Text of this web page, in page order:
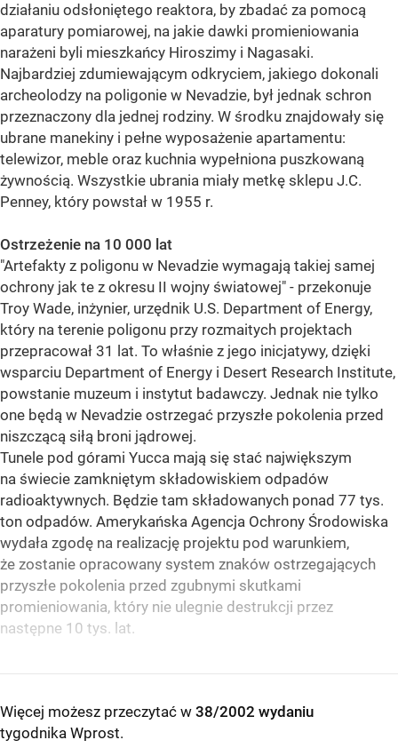
działaniu odsłoniętego reaktora, by zbadać za pomocą
aparatury pomiarowej, na jakie dawki promieniowania
narażeni byli mieszkańcy Hiroszimy i Nagasaki.
Najbardziej zdumiewającym odkryciem, jakiego dokonali
archeolodzy na poligonie w Nevadzie, był jednak schron
przeznaczony dla jednej rodziny. W środku znajdowały się
ubrane manekiny i pełne wyposażenie apartamentu:
telewizor, meble oraz kuchnia wypełniona puszkowaną
żywnością. Wszystkie ubrania miały metkę sklepu J.C.
Penney, który powstał w 1955 r.
Ostrzeżenie na 10 000 lat
"Artefakty z poligonu w Nevadzie wymagają takiej samej
ochrony jak te z okresu II wojny światowej" - przekonuje
Troy Wade, inżynier, urzędnik U.S. Department of Energy,
który na terenie poligonu przy rozmaitych projektach
przepracował 31 lat. To właśnie z jego inicjatywy, dzięki
wsparciu Department of Energy i Desert Research Institute,
powstanie muzeum i instytut badawczy. Jednak nie tylko
one będą w Nevadzie ostrzegać przyszłe pokolenia przed
niszczącą siłą broni jądrowej.
Tunele pod górami Yucca mają się stać największym
na świecie zamkniętym składowiskiem odpadów
radioaktywnych. Będzie tam składowanych ponad 77 tys.
ton odpadów. Amerykańska Agencja Ochrony Środowiska
wydała zgodę na realizację projektu pod warunkiem,
że zostanie opracowany system znaków ostrzegających
przyszłe pokolenia przed zgubnymi skutkami
promieniowania, który nie ulegnie destrukcji przez
następne 10 tys. lat.
Więcej możesz przeczytać w 38/2002 wydaniu
tygodnika Wprost.